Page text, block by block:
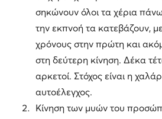
σηκώνουν όλοι τα χέρια
την εκπνοή τα κατεβάζουν,
χρόνους στην πρώτη και
στη δεύτερη κίνηση. Δέκα
αρκετοί. Στόχος είναι η
αυτοέλεγχος.
Κίνηση των μυών του